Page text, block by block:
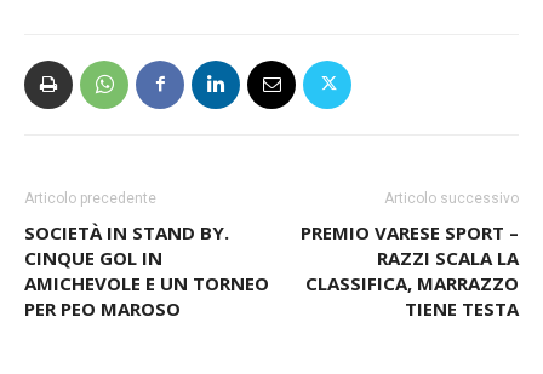
Articolo precedente
SOCIETÀ IN STAND BY.
CINQUE GOL IN
AMICHEVOLE E UN TORNEO
PER PEO MAROSO
Articolo successivo
PREMIO VARESE SPORT –
RAZZI SCALA LA
CLASSIFICA, MARRAZZO
TIENE TESTA